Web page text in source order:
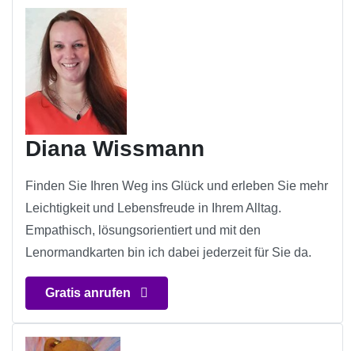
Diana Wissmann
Finden Sie Ihren Weg ins Glück und erleben Sie mehr
Leichtigkeit und Lebensfreude in Ihrem Alltag.
Empathisch, lösungsorientiert und mit den
Lenormandkarten bin ich dabei jederzeit für Sie da.
Gratis anrufen